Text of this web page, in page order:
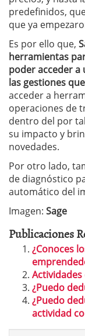
predefinidos,
que ya
Es por ello que,
herramientas
poder acceder
las gestiones
acceder a
operaciones de
dentro del por
su impacto y
novedades.
Por otro lado,
de diagnóstico
automático del
Imagen: Sage
Publicaciones
¿Conoces
Actividades
¿Puedo
¿Puedo
actividad